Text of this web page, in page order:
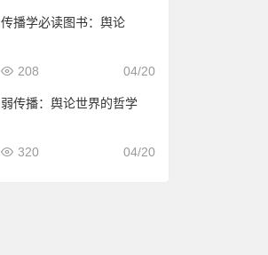
传播学必读图书：舆论
04/20
208
弱传播：舆论世界的哲学
04/20
320